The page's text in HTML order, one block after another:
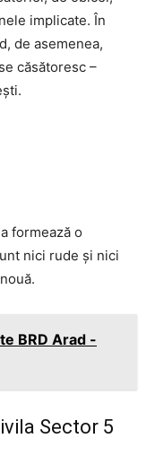
implicate. În
de asemenea,
căsătoresc –
formează o
nici rude și nici
BRD Arad -
Sector 5